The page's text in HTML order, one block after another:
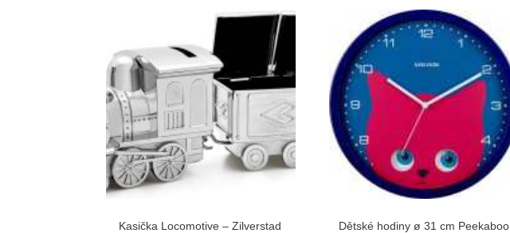
Kasička Locomotive – Zilverstad
Dětské hodiny ø 31 cm Peekaboo